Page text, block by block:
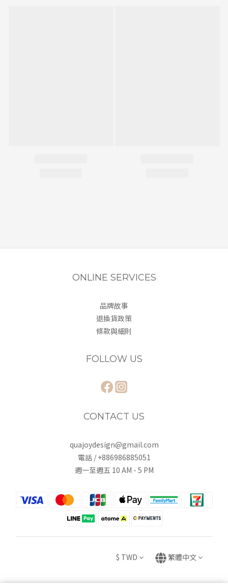
ONLINE SERVICES
品牌故事
退換貨政策
條款與細則
FOLLOW US
CONTACT US
quajoydesign@gmail.com
電話 / +886986885051
週一至週五 10 AM - 5 PM
$ TWD 繁體中文